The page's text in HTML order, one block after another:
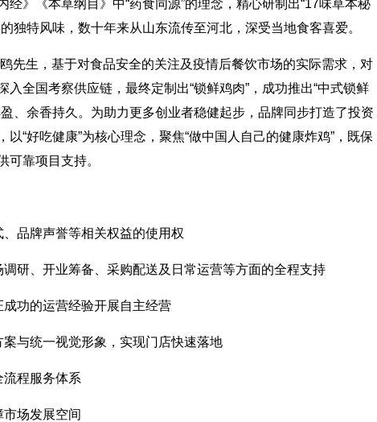
》《本草纲目》中“药食同源”的理念，精心研制出“17味草本秘
独特风味，数十年来从山东流传至河北，深受当地食客喜爱。
先生，基于对食品安全的关注及疫情后餐饮市场的实际需求，对
全国考察供应链，最终定制出“锁鲜鸡肉”，成功推出“中式锁鲜
、余香持久。为助力更多创业者稳健起步，品牌同步打造了投资
“好吃健康”为核心理念，聚焦“做中国人自己的健康炸鸡”，既保
可靠项目支持。
品牌声誉等相关权益的使用权
研、开业筹备、采购配送及日常运营等方面的全程支持
功的运营经验开展自主经营
与统一视觉形象，实现门店快速落地
程服务体系
场发展空间